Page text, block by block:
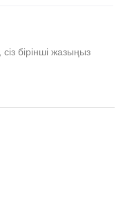
бірінші жазыңыз